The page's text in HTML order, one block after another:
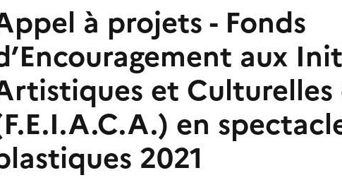
à projets - Fonds
aux
et Culturelles
en
2021